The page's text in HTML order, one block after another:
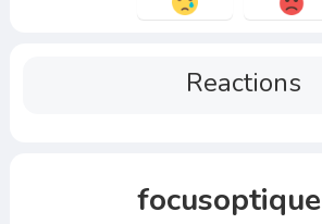
Reactions
focusoptique